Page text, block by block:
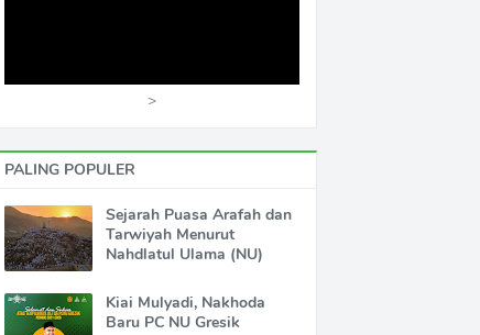
>
PALING POPULER
Sejarah Puasa Arafah dan
Tarwiyah Menurut
Nahdlatul Ulama (NU)
Kiai Mulyadi, Nakhoda
Baru PC NU Gresik